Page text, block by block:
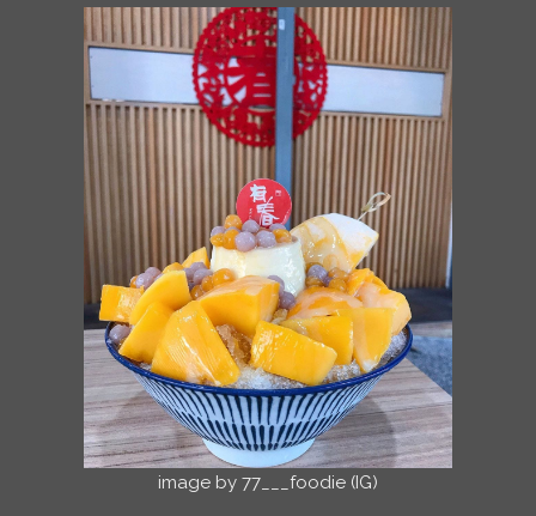
image by 77___foodie (IG)